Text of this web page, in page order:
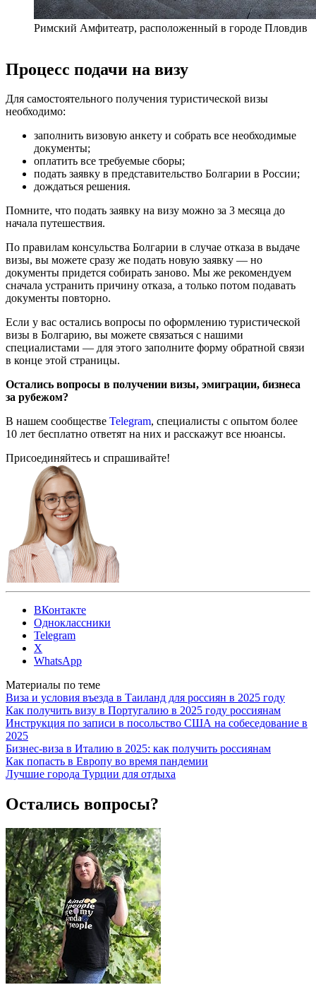
Римский Амфитеатр, расположенный в городе Пловдив
Процесс подачи на визу
Для самостоятельного получения туристической визы
необходимо:
заполнить визовую анкету и собрать все необходимые
документы;
оплатить все требуемые сборы;
подать заявку в представительство Болгарии в России;
дождаться решения.
Помните, что подать заявку на визу можно за 3 месяца до
начала путешествия.
По правилам консульства Болгарии в случае отказа в выдаче
визы, вы можете сразу же подать новую заявку — но
документы придется собирать заново. Мы же рекомендуем
сначала устранить причину отказа, а только потом подавать
документы повторно.
Если у вас остались вопросы по оформлению туристической
визы в Болгарию, вы можете связаться с нашими
специалистами — для этого заполните форму обратной связи
в конце этой страницы.
Остались вопросы в получении визы, эмиграции, бизнеса
за рубежом?
В нашем сообществе Telegram, специалисты с опытом более
10 лет бесплатно ответят на них и расскажут все нюансы.
Присоединяйтесь и спрашивайте!
ВКонтакте
Одноклассники
Telegram
X
WhatsApp
Материалы по теме
Виза и условия въезда в Таиланд для россиян в 2025 году
Как получить визу в Португалию в 2025 году россиянам
Инструкция по записи в посольство США на собеседование в
2025
Бизнес-виза в Италию в 2025: как получить россиянам
Как попасть в Европу во время пандемии
Лучшие города Турции для отдыха
Остались вопросы?